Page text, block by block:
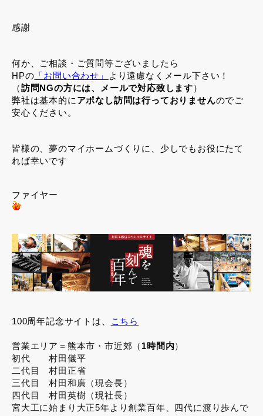
感謝
何か、ご相談・ご質問等ございましたら
HPの 「お問い合わせ」
より遠慮なくメール下さい！
（訪問NGの方には、メールで対応致します）
弊社は基本的にアポなし訪問は行っておりませんのでご
安心ください。
皆様の、夢のマイホームづくりに、少しでもお役にたて
れば幸いです
ファイヤー
100周年記念サイトは、 こちら
営業エリア＝熊本市・市近郊（ 1時間内）
初代 村田儀平
二代目 村田正省
三代目 村田和廣（現会長）
四代目 村田英樹（現社長）
宮大工に始まり大正5年より創業百年、四代に渡り歩んで